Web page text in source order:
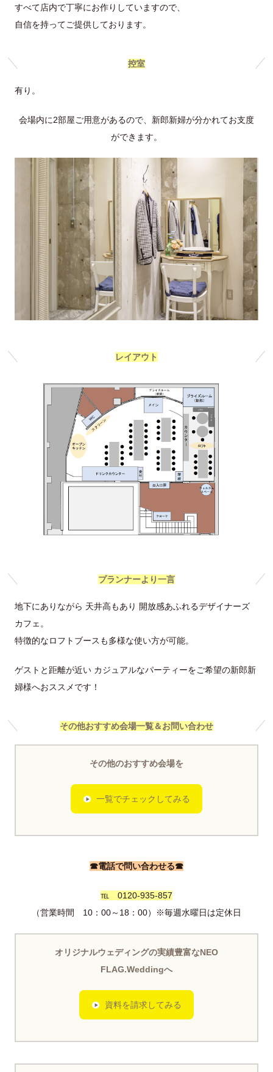
すべて店内で丁寧にお作りしていますので、
自信を持ってご提供しております。
控室
有り。
会場内に2部屋ご用意があるので、新郎新婦が分かれてお支度
ができます。
レイアウト
プランナーより一言
地下にありながら 天井高もあり 開放感あふれるデザイナーズ
カフェ。
特徴的なロフトブースも多様な使い方が可能。
ゲストと距離が近い カジュアルなパーティーをご希望の新郎新
婦様へおススメです！
その他おすすめ会場一覧＆お問い合わせ
その他のおすすめ会場を
一覧でチェックしてみる
☎電話で問い合わせる☎
℡ 0120-935-857
（営業時間 10：00～18：00）※毎週水曜日は定休日
オリジナルウェディングの実績豊富なNEO
FLAG.Weddingへ
資料を請求してみる